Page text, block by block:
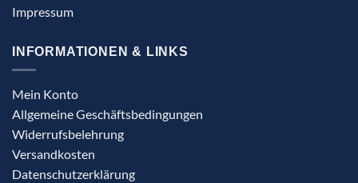
Impressum
INFORMATIONEN & LINKS
Mein Konto
Allgemeine Geschäftsbedingungen
Widerrufsbelehrung
Versandkosten
Datenschutzerklärung